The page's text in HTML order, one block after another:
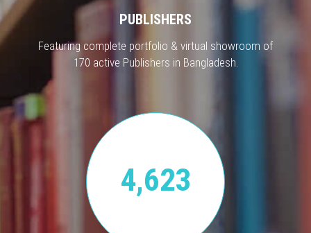
PUBLISHERS
Featuring complete portfolio & virtual showroom of
170 active Publishers in Bangladesh.
4,623